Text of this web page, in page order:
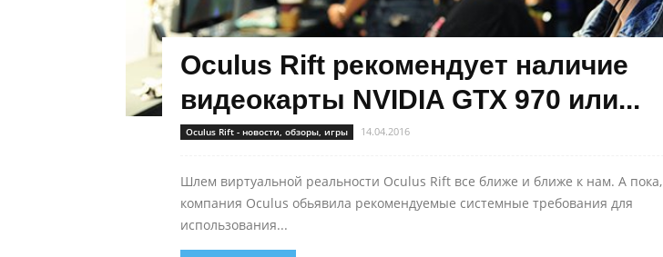
Oculus Rift рекомендует наличие
видеокарты NVIDIA GTX 970 или...
Oculus Rift - новости, обзоры, игры 14.04.2016
Шлем виртуальной реальности Oculus Rift все ближе и ближе к нам. А пока,
компания Oculus обьявила рекомендуемые системные требования для
использования...